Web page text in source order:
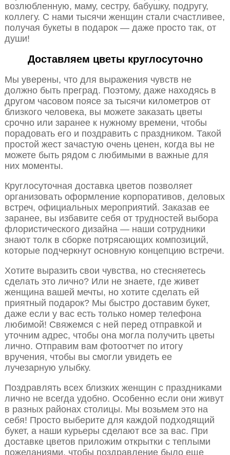
возлюбленную, маму, сестру, бабушку, подругу,
коллегу. С нами тысячи женщин стали счастливее,
получая букеты в подарок — даже просто так, от
души!
Доставляем цветы круглосуточно
Мы уверены, что для выражения чувств не
должно быть преград. Поэтому, даже находясь в
другом часовом поясе за тысячи километров от
близкого человека, вы можете заказать цветы
срочно или заранее к нужному времени, чтобы
порадовать его и поздравить с праздником. Такой
простой жест зачастую очень ценен, когда вы не
можете быть рядом с любимыми в важные для
них моменты.
Круглосуточная доставка цветов позволяет
организовать оформление корпоративов, деловых
встреч, официальных мероприятий. Заказав ее
заранее, вы избавите себя от трудностей выбора
флористического дизайна — наши сотрудники
знают толк в сборке потрясающих композиций,
которые подчеркнут основную концепцию встречи.
Хотите выразить свои чувства, но стесняетесь
сделать это лично? Или не знаете, где живет
женщина вашей мечты, но хотите сделать ей
приятный подарок? Мы быстро доставим букет,
даже если у вас есть только номер телефона
любимой! Свяжемся с ней перед отправкой и
уточним адрес, чтобы она могла получить цветы
лично. Отправим вам фотоотчет по итогу
вручения, чтобы вы смогли увидеть ее
лучезарную улыбку.
Поздравлять всех близких женщин с праздниками
лично не всегда удобно. Особенно если они живут
в разных районах столицы. Мы возьмем это на
себя! Просто выберите для каждой подходящий
букет, а наши курьеры сделают все за вас. При
доставке цветов приложим открытки с теплыми
пожеланиями, чтобы поздравление было еще